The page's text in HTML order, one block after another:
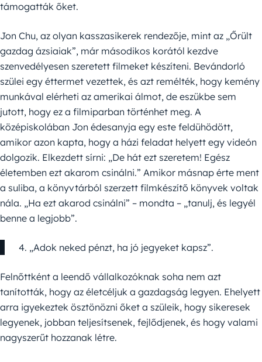
támogatták őket.
Jon Chu, az olyan kasszasikerek rendezője, mint az „Őrült
gazdag ázsiaiak”, már másodikos korától kezdve
szenvedélyesen szeretett filmeket készíteni. Bevándorló
szülei egy éttermet vezettek, és azt remélték, hogy kemény
munkával elérheti az amerikai álmot, de eszükbe sem
jutott, hogy ez a filmiparban történhet meg. A
középiskolában Jon édesanyja egy este feldühödött,
amikor azon kapta, hogy a házi feladat helyett egy videón
dolgozik. Elkezdett sírni: „De hát ezt szeretem! Egész
életemben ezt akarom csinálni.” Amikor másnap érte ment
a suliba, a könyvtárból szerzett filmkészítő könyvek voltak
nála. „Ha ezt akarod csinálni” – mondta – „tanulj, és legyél
benne a legjobb”.
4. „Adok neked pénzt, ha jó jegyeket kapsz”.
Felnőttként a leendő vállalkozóknak soha nem azt
tanították, hogy az életcéljuk a gazdagság legyen. Ehelyett
arra igyekeztek ösztönözni őket a szüleik, hogy sikeresek
legyenek, jobban teljesítsenek, fejlődjenek, és hogy valami
nagyszerűt hozzanak létre.